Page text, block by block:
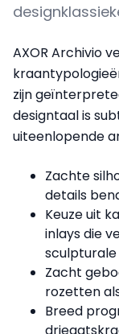
AXOR Archivio
zijn
designtaal is
uiteenlopende
Zachte
details
Keuze uit
inlays die
Zacht
rozetten
Breed